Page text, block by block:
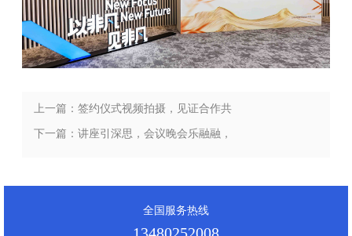
上一篇：签约仪式视频拍摄，见证合作共
赢的历史性时刻
下一篇：讲座引深思，会议晚会乐融融，
全国服务热线